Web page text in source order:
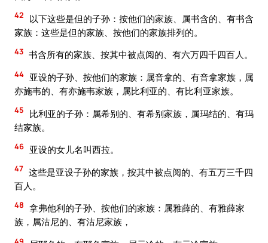
42
以下这些是但的子孙：按他们的家族、属书含的、有书含
家族：这些是但的家族、按他们的家族排列的。
43 书含所有的家族、按其中被点阅的、有六万四千四百人。
44 亚设的子孙、按他们的家族：属音拿的、有音拿家族，属
亦施韦的、有亦施韦家族，属比利亚的、有比利亚家族。
45
比利亚的子孙：属希别的、有希别家族，属玛结的、有玛
结家族。
46 亚设的女儿名叫西拉。
47 这些是亚设子孙的家族，按其中被点阅的、有五万三千四
百人。
48 拿弗他利的子孙、按他们的家族：属雅薛的、有雅薛家
族，属沽尼的、有沽尼家族，